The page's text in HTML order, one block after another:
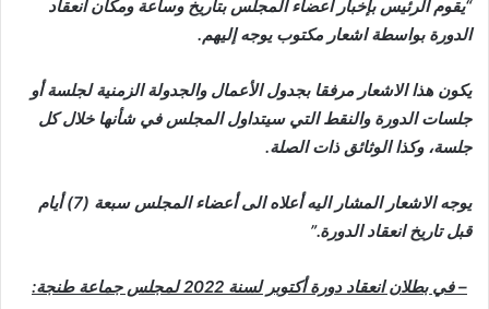
“يقوم الرئيس بإخبار أعضاء المجلس بتاريخ وساعة ومكان انعقاد
الدورة بواسطة اشعار مكتوب يوجه إليهم.
يكون هذا الاشعار مرفقا بجدول الأعمال والجدولة الزمنية لجلسة أو
جلسات الدورة والنقط التي سيتداول المجلس في شأنها خلال كل
جلسة، وكذا الوثائق ذات الصلة.
يوجه الاشعار المشار اليه أعلاه الى أعضاء المجلس سبعة (7) أيام
قبل تاريخ انعقاد الدورة.”
– في بطلان انعقاد دورة أكتوبر لسنة 2022 لمجلس جماعة طنجة: